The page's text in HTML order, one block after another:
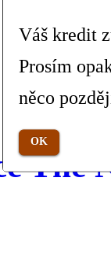
Dance
The
Váš kredit
Prosím
něco
OK